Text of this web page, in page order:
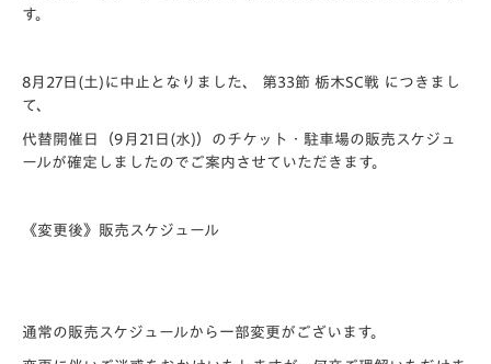
す。
8月27日(土)に中止となりました、 第33節 栃木SC戦 につきまし
て、
代替開催日（9月21日(水)）のチケット・駐車場の販売スケジュ
ールが確定しましたのでご案内させていただきます。
《変更後》販売スケジュール
通常の販売スケジュールから一部変更がございます。